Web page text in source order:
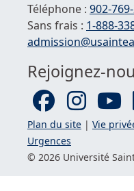
Téléphone : 902-
Sans frais : 1-888-
Courriel :
Rejoignez-
Plan du site | Vie
Urgences
© 2026 Université